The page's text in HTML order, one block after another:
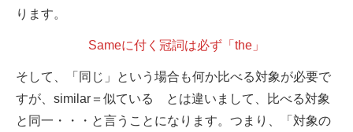
ります。
Sameに付く冠詞は必ず「the」
そして、「同じ」という場合も何か比べる対象が必要で
すが、similar＝似ている とは違いまして、比べる対象
と同一・・・と言うことになります。つまり、「対象の